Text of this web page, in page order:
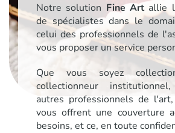
Notre solution Fine Artallie
de spécialistes dans le
celui des professionnels de
vous proposer un service
Que vous soyez
collectionneur
autres professionnels de
vous offrent une couverture
besoins, et ce, en toute